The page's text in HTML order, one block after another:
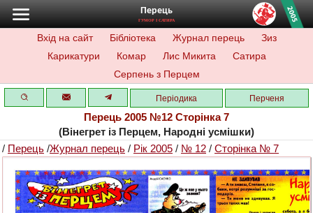
Перець
ГУМОР І САТИРА
Вхід на сайт Бібліотека Журнал перець
Зиз
Карикатури
Комар Лис Микита
Сатира
Серпень з Перцем
Періодика Перченя
Перець 2005 №12 Сторінка 7
(Вінегрет із Перцем, Народні усмішки)
/ Перець /Журнал перець / Рік 2005 / № 12 / Сторінка № 7